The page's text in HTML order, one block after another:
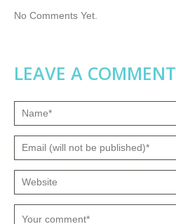
No Comments Yet.
LEAVE A COMMENT